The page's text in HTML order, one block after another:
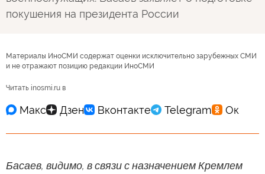
покушения на президента России
Материалы ИноСМИ содержат оценки исключительно зарубежных СМИ
и не отражают позицию редакции ИноСМИ
Читать inosmi.ru в
Басаев, видимо, в связи с назначением Кремлем